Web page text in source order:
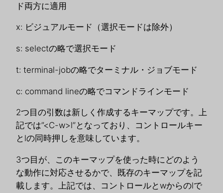
ド両方に適用
x: ビジュアルモード（選択モードは除外）
s: selectの略で選択モード
t: terminal-jobの略でターミナル・ジョブモード
c: command lineの略でコマンドラインモード
2つ目の引数は新しく作成するキーマップです。上
記では”<C-w>l”となっており、コントロールキー
とlの同時押しを意味しています。
3つ目が、このキーマップを使った時にどのよう
な動作に対応させるかで、既存のキーマップを記
載します。上記では、コントロールとwからのlで